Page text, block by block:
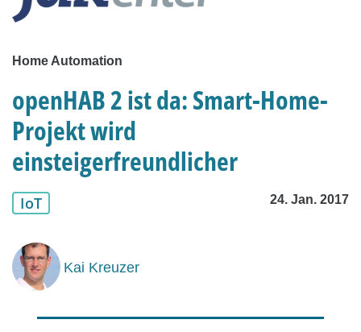
Home Automation
openHAB 2 ist da: Smart-Home-
Projekt wird
einsteigerfreundlicher
IoT 24. Jan. 2017
Kai Kreuzer